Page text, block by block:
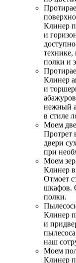
Клинер
и
технике,
полки и
Клинер
и
нежный
в стиле
Моем
Протрет
двери
при
Моем
Клинер
Отмоет
шкафов.
полки.
Клинер
и
наш
Моем
Клинер